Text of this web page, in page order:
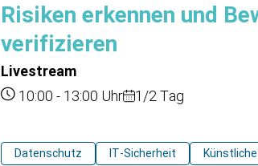
Risiken erkennen und
verifizieren
Livestream
10:00 - 13:00 Uhr 1/2 Tag
Datenschutz IT-Sicherheit